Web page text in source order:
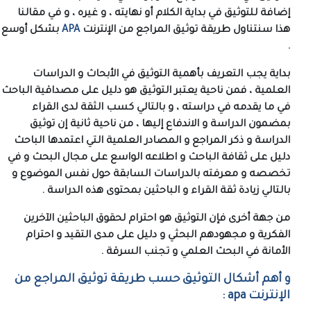
إضافة للتوثيق في بداية الكلام أو نهايته ، و غيره ، و في مقالنا
هذا سنتناول طريقة توثيق المراجع من الإنترنتAPA بشكل أوسع
بداية يجب التعريف بأهمية التوثيق في الأبحاث و الدراسات
العلمية ، فمن ناحية يعتبر التوثيق هو دليل على مصداقية الباحث
في ما يقدمه في دراسته ، و بالتالي كسب الثقة لدى القراء
بمضمون الدراسة و الاندفاع إليها ، من ناحية ثانية إن توثيق
الدراسة و ذكر المراجع و المصادر العلمية التي اعتمدها الباحث
دليل على ثقافة الباحث و اطلاعه الواسع على مجال البحث و في
تخصصه و معرفته بالدراسات السابقة حول نفس الموضوع و
بالتالي زيادة ثقة القراء و الباحثين بمحتوى هذه الدراسة .
من جهة أخرى فإن التوثيق هو احترام لحقوق الباحثين الآخرين
الفكرية و مجهودهم البحثي و دليل على مدى التقيد و احترام
الأمانة في البحث العلمي و تجنب السرقة .
و أهم أشكال التوثيق حسب طريقة توثيق المراجع من
الإنترنتapa
: